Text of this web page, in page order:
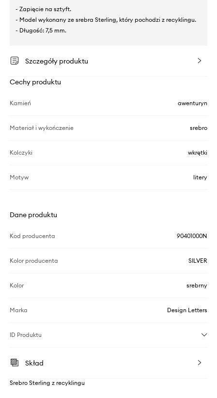
- Zapięcie na sztyft.
- Model wykonany ze srebra Sterling, który pochodzi z recyklingu.
- Długość: 7,5 mm.
Szczegóły produktu
Cechy produktu
Kamień awenturyn
Materiał i wykończenie srebro
Kolczyki wkrętki
Motyw litery
Dane produktu
Kod producenta 90401000N
Kolor producenta SILVER
Kolor srebrny
Marka Design Letters
ID Produktu
Skład
Srebro Sterling z recyklingu